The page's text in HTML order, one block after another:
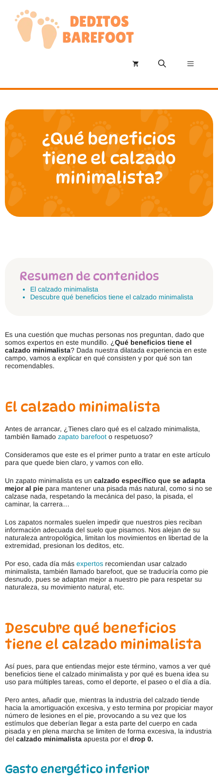
contenido
Menú
¿Qué beneficios
tiene el calzado
minimalista?
Resumen de contenidos
El calzado minimalista
Descubre qué beneficios tiene el calzado minimalista
Es una cuestión que muchas personas nos preguntan, dado que
somos expertos en este mundillo. ¿Qué beneficios tiene el
calzado minimalista? Dada nuestra dilatada experiencia en este
campo, vamos a explicar en qué consisten y por qué son tan
recomendables.
El calzado minimalista
Antes de arrancar, ¿Tienes claro qué es el calzado minimalista,
también llamado zapato barefoot o respetuoso?
Consideramos que este es el primer punto a tratar en este artículo
para que quede bien claro, y vamos con ello.
Un zapato minimalista es un calzado específico que se adapta
mejor al pie para mantener una pisada más natural, como si no se
calzase nada, respetando la mecánica del paso, la pisada, el
caminar, la carrera…
Los zapatos normales suelen impedir que nuestros pies reciban
información adecuada del suelo que pisamos. Nos alejan de su
naturaleza antropológica, limitan los movimientos en libertad de la
extremidad, presionan los deditos, etc.
Por eso, cada día más expertos recomiendan usar calzado
minimalista, también llamado barefoot, que se traduciría como pie
desnudo, pues se adaptan mejor a nuestro pie para respetar su
naturaleza, su movimiento natural, etc.
Descubre qué beneficios
tiene el calzado minimalista
Así pues, para que entiendas mejor este término, vamos a ver qué
beneficios tiene el calzado minimalista y por qué es buena idea su
uso para múltiples tareas, como el deporte, el paseo o el día a día.
Pero antes, añadir que, mientras la industria del calzado tiende
hacia la amortiguación excesiva, y esto termina por propiciar mayor
número de lesiones en el pie, provocando a su vez que los
estímulos que deberían llegar a esta parte del cuerpo en cada
pisada y en plena marcha se limiten de forma excesiva, la industria
del calzado minimalista apuesta por el drop 0.
Gasto energético inferior